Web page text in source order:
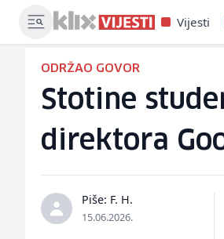
Vijesti
ODRŽAO GOVOR
Stotine
direktora
Piše: F. H.
15.06.2026.